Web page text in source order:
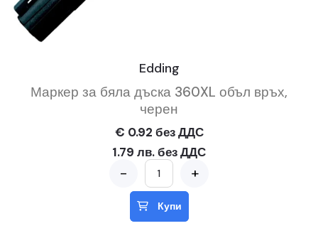
Edding
Маркер за бяла дъска 360XL объл връх,
черен
€ 0.92 без ДДС
1.79 лв. без ДДС
- +
Купи